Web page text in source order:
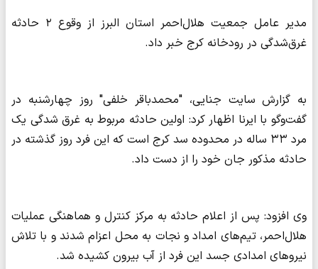
مدیر عامل جمعیت هلال‌احمر استان البرز از وقوع ۲ حادثه
غرق‌شدگی در رودخانه کرج خبر داد.
به گزارش سایت جنایی، "محمدباقر خلفی" روز چهارشنبه در
گفت‌وگو با ایرنا اظهار کرد: اولین حادثه مربوط به غرق شدگی یک
مرد ۳۳ ساله در محدوده سد کرج است که این فرد روز گذشته در
حادثه مذکور جان خود را از دست داد.
وی افزود: پس از اعلام حادثه به مرکز کنترل و هماهنگی عملیات
هلال‌احمر، تیم‌های امداد و نجات به محل اعزام شدند و با تلاش
نیروهای امدادی جسد این فرد از آب بیرون کشیده شد.